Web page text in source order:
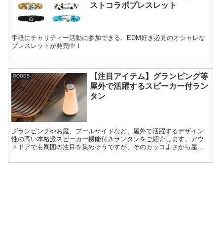
ストコラボブレスレット
手軽にチャリティー活動に参加できる、EDM好き必見のオシャレな
ブレスレットが発売中！
GOODS
【注目アイテム】グランピング等
屋外で活躍するスピーカー付ラン
タン
グランピングやお庭、プールサイドなど、屋外で活躍するデザイン
性の高い本格派スピーカー機能付きランタンをご紹介します。アウ
トドアでも周囲の注目を集めそうですが、そのカッコよさから屋